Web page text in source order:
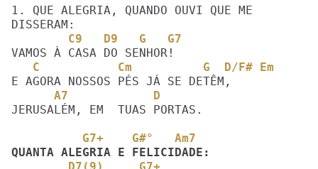
1. QUE ALEGRIA, QUANDO OUVI QUE ME
        C9   D9   G   G7
   C           Cm          G  D/F# Em
      A7            D
JERUSALÉM, EM  TUAS PORTAS.
          G7+    G#°   Am7